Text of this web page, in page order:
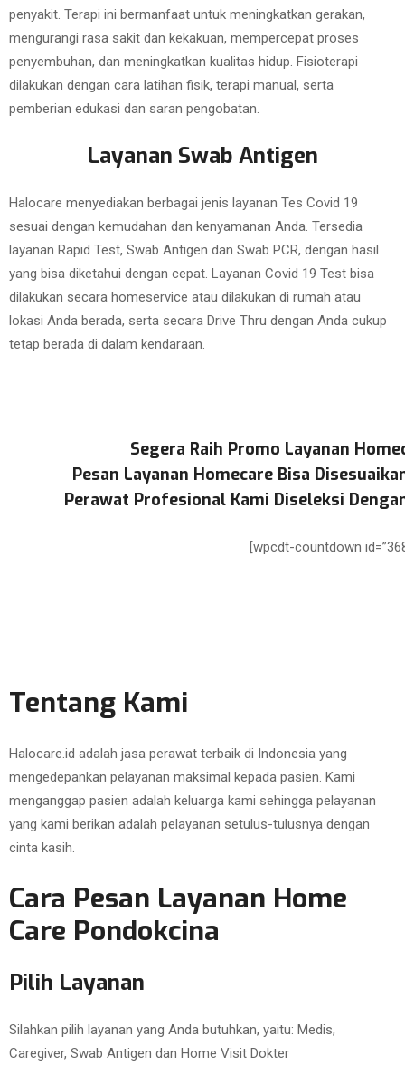
penyakit. Terapi ini bermanfaat untuk meningkatkan gerakan,
mengurangi rasa sakit dan kekakuan, mempercepat proses
penyembuhan, dan meningkatkan kualitas hidup. Fisioterapi
dilakukan dengan cara latihan fisik, terapi manual, serta
pemberian edukasi dan saran pengobatan.
Layanan Swab Antigen
Halocare menyediakan berbagai jenis layanan Tes Covid 19
sesuai dengan kemudahan dan kenyamanan Anda. Tersedia
layanan Rapid Test, Swab Antigen dan Swab PCR, dengan hasil
yang bisa diketahui dengan cepat. Layanan Covid 19 Test bisa
dilakukan secara homeservice atau dilakukan di rumah atau
lokasi Anda berada, serta secara Drive Thru dengan Anda cukup
tetap berada di dalam kendaraan.
Segera Raih Promo Layanan
Pesan Layanan Homecare Bisa
Perawat Profesional Kami Diseleksi
[wpcdt-countdown
Tentang Kami
Halocare.id adalah jasa perawat terbaik di Indonesia yang
mengedepankan pelayanan maksimal kepada pasien. Kami
menganggap pasien adalah keluarga kami sehingga pelayanan
yang kami berikan adalah pelayanan setulus-tulusnya dengan
cinta kasih.
Cara Pesan Layanan Home
Care Pondokcina
Pilih Layanan
Silahkan pilih layanan yang Anda butuhkan, yaitu: Medis,
Caregiver, Swab Antigen dan Home Visit Dokter